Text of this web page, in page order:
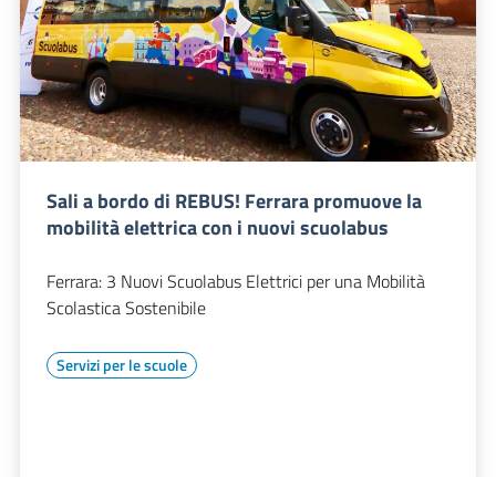
Sali a bordo di REBUS! Ferrara promuove la
mobilità elettrica con i nuovi scuolabus
Ferrara: 3 Nuovi Scuolabus Elettrici per una Mobilità
Scolastica Sostenibile
Servizi per le scuole